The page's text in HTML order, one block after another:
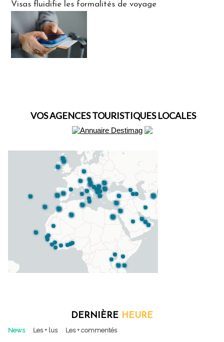
Visas fluidifie les formalités de voyage
VOS AGENCES TOURISTIQUES LOCALES
DERNIÈRE HEURE
News Les + lus Les + commentés